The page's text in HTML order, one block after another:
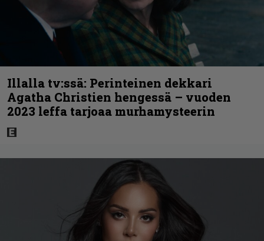
Illalla tv:ssä: Perinteinen dekkari
Agatha Christien hengessä – vuoden
2023 leffa tarjoaa murhamysteerin